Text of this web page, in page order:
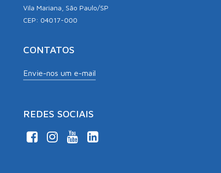
Vila Mariana, São Paulo/SP
CEP: 04017-000
CONTATOS
Envie-nos um e-mail
REDES SOCIAIS